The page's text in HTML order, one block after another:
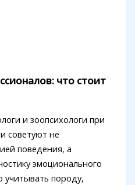
что стоит
и зоопсихологи при
советуют не
поведения, а
эмоционального
учитывать породу,